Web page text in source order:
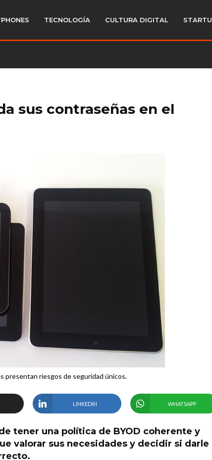
TECNOLOGÍA CULTURA DIGITAL
sus contraseñas en el
presentan riesgos de seguridad únicos.
LINKEDIN WHATSAPP
tener una política de BYOD coherente y
valorar sus necesidades y decidir si darle